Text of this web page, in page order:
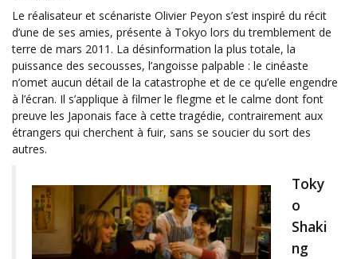
Le réalisateur et scénariste Olivier Peyon s’est inspiré du récit
d’une de ses amies, présente à Tokyo lors du tremblement de
terre de mars 2011. La désinformation la plus totale, la
puissance des secousses, l’angoisse palpable : le cinéaste
n’omet aucun détail de la catastrophe et de ce qu’elle engendre
à l’écran. Il s’applique à filmer le flegme et le calme dont font
preuve les Japonais face à cette tragédie, contrairement aux
étrangers qui cherchent à fuir, sans se soucier du sort des
autres.
Toky
o
Shaki
ng